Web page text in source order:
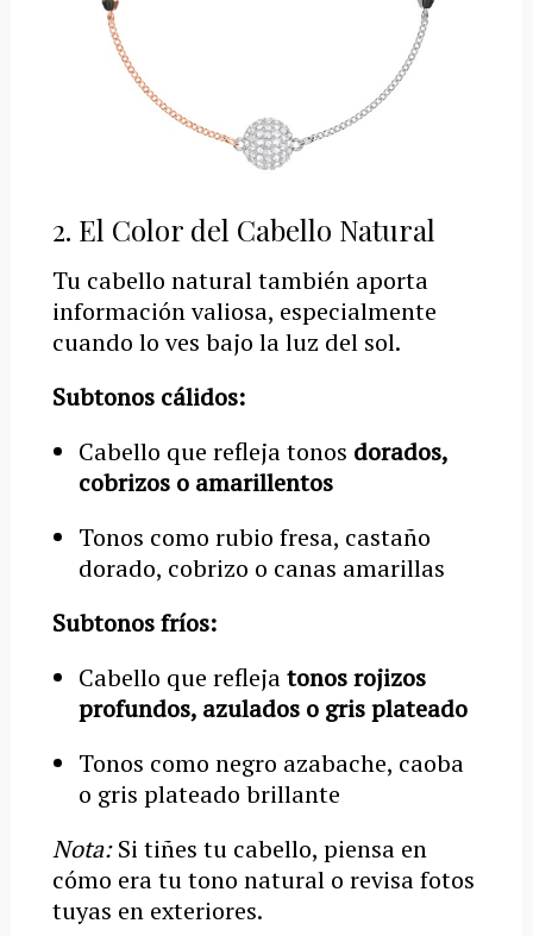
2. El Color del Cabello Natural
Tu cabello natural también aporta
información valiosa, especialmente
cuando lo ves bajo la luz del sol.
Subtonos cálidos:
Cabello que refleja tonos dorados,
cobrizos o amarillentos
Tonos como rubio fresa, castaño
dorado, cobrizo o canas amarillas
Subtonos fríos:
Cabello que reflejatonos rojizos
profundos, azulados o gris plateado
Tonos como negro azabache, caoba
o gris plateado brillante
Nota:Si tiñes tu cabello, piensa en
cómo era tu tono natural o revisa fotos
tuyas en exteriores.